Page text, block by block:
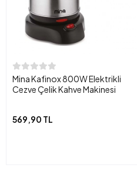
Mina Kafinox 800W Elektrikli
Cezve Çelik Kahve Makinesi
569,90 TL